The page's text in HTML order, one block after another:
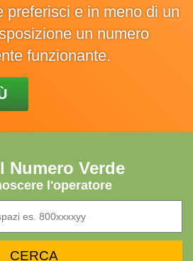
preferisci e in meno di un
un numero
funzionante.
Numero Verde
l'operatore